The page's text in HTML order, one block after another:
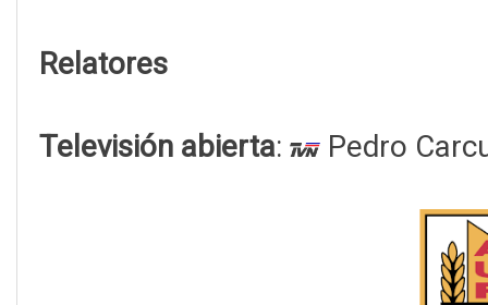
Relatores
Televisión abierta: Pedro